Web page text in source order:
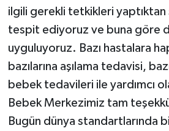
ilgili gerekli tetkikleri yaptıktan
tespit ediyoruz ve buna göre
uyguluyoruz. Bazı hastalara
bazılarına aşılama tedavisi,
bebek tedavileri ile yardımcı
Bebek Merkezimiz tam
Bugün dünya standartlarında